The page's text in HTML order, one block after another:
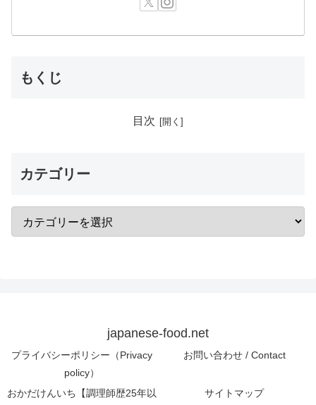
もくじ
目次
カテゴリー
japanese-food.net
プライバシーポリシー（Privacy
policy）
お問い合わせ / Contact
おかだけんいち【調理師歴25年以 サイトマップ